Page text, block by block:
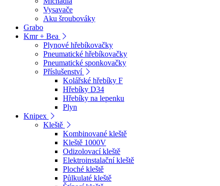
Vysavače
Aku šroubováky
Grabo
Kmr + Bea
Plynové hřebíkovačky
Pneumatické hřebíkovačky
Pneumatické sponkovačky
Příslušenství
Kolářské hřebíky F
Hřebíky D34
Hřebíky na lepenku
Plyn
Knipex
Kleště
Kombinované kleště
Kleště 1000V
Odizolovací kleště
Elektroinstalační kleště
Ploché kleště
Půlkulaté kleště